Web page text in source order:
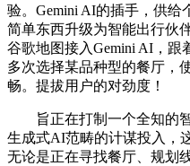
验。Gemini AI的插手，供给
简单东西升级为智能出行伙
谷歌地图接入Gemini AI，跟
多次选择某品种型的餐厅，
畅。提拔用户的对劲度！
旨正在打制一个全知的智
生成式AI范畴的计谋投入，
无论是正在寻找餐厅、规划